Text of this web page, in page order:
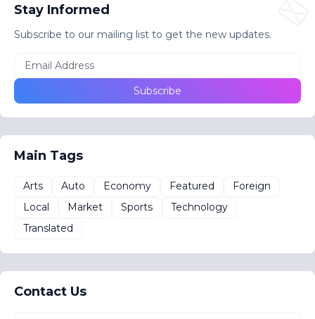
Stay Informed
Subscribe to our mailing list to get the new updates.
Main Tags
Arts Auto Economy Featured
Foreign
Local
Market Sports
Technology
Translated
Contact Us